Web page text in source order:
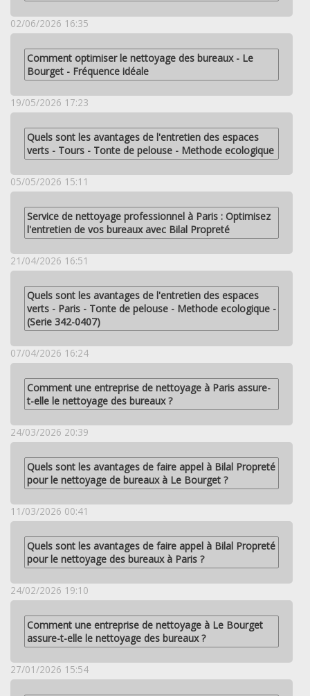
02/06/2026 16:35
Comment optimiser le nettoyage des bureaux - Le
Bourget - Fréquence idéale
19/05/2026 17:23
Quels sont les avantages de l'entretien des espaces
verts - Tours - Tonte de pelouse - Methode ecologique
05/05/2026 15:11
Service de nettoyage professionnel à Paris : Optimisez
l'entretien de vos bureaux avec Bilal Propreté
21/04/2026 16:51
Quels sont les avantages de l'entretien des espaces
verts - Paris - Tonte de pelouse - Methode ecologique -
(Serie 342-0407)
07/04/2026 16:24
Comment une entreprise de nettoyage à Paris assure-
t-elle le nettoyage des bureaux ?
24/03/2026 20:39
Quels sont les avantages de faire appel à Bilal Propreté
pour le nettoyage de bureaux à Le Bourget ?
11/03/2026 00:41
Quels sont les avantages de faire appel à Bilal Propreté
pour le nettoyage des bureaux à Paris ?
24/02/2026 19:10
Comment une entreprise de nettoyage à Le Bourget
assure-t-elle le nettoyage des bureaux ?
27/01/2026 15:54